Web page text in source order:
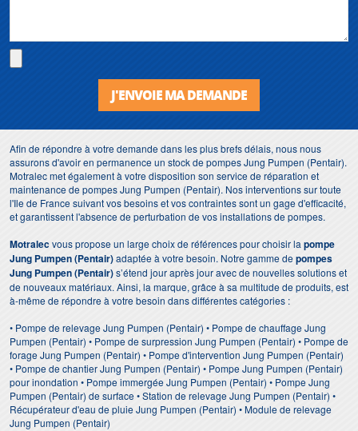
J'ENVOIE MA DEMANDE
Afin de répondre à votre demande dans les plus brefs délais, nous nous
assurons d'avoir en permanence un stock de pompes Jung Pumpen (Pentair).
Motralec met également à votre disposition son service de réparation et
maintenance de pompes Jung Pumpen (Pentair). Nos interventions sur toute
l'Ile de France suivant vos besoins et vos contraintes sont un gage d'efficacité,
et garantissent l'absence de perturbation de vos installations de pompes.
Motralecvous propose un large choix de références pour choisir lapompe
Jung Pumpen (Pentair)adaptée à votre besoin. Notre gamme depompes
Jung Pumpen (Pentair)s’étend jour après jour avec de nouvelles solutions et
de nouveaux matériaux. Ainsi, la marque, grâce à sa multitude de produits, est
à-même de répondre à votre besoin dans différentes catégories :
• Pompe de relevage Jung Pumpen (Pentair) • Pompe de chauffage Jung
Pumpen (Pentair) • Pompe de surpression Jung Pumpen (Pentair) • Pompe de
forage Jung Pumpen (Pentair) • Pompe d'intervention Jung Pumpen (Pentair)
• Pompe de chantier Jung Pumpen (Pentair) • Pompe Jung Pumpen (Pentair)
pour inondation • Pompe immergée Jung Pumpen (Pentair) • Pompe Jung
Pumpen (Pentair) de surface • Station de relevage Jung Pumpen (Pentair) •
Récupérateur d'eau de pluie Jung Pumpen (Pentair) • Module de relevage
Jung Pumpen (Pentair)